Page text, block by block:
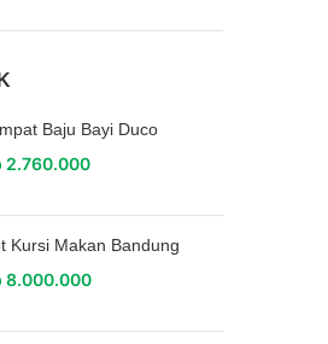
Baju Bayi Duco
2.760.000
Kursi Makan Bandung
8.000.000